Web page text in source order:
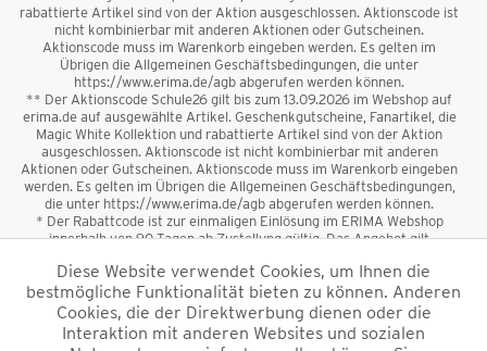
rabattierte Artikel sind von der Aktion ausgeschlossen. Aktionscode ist
nicht kombinierbar mit anderen Aktionen oder Gutscheinen.
Aktionscode muss im Warenkorb eingeben werden. Es gelten im
Übrigen die Allgemeinen Geschäftsbedingungen, die unter
https://www.erima.de/agb abgerufen werden können.
** Der Aktionscode Schule26 gilt bis zum 13.09.2026 im Webshop auf
erima.de auf ausgewählte Artikel. Geschenkgutscheine, Fanartikel, die
Magic White Kollektion und rabattierte Artikel sind von der Aktion
ausgeschlossen. Aktionscode ist nicht kombinierbar mit anderen
Aktionen oder Gutscheinen. Aktionscode muss im Warenkorb eingeben
werden. Es gelten im Übrigen die Allgemeinen Geschäftsbedingungen,
die unter https://www.erima.de/agb abgerufen werden können.
* Der Rabattcode ist zur einmaligen Einlösung im ERIMA Webshop
innerhalb von 90 Tagen ab Zustellung gültig. Das Angebot gilt
sowie Geschenkgutscheine sind vom Rabatt ausgeschlossen. Der
Rabattcode ist nicht mit anderen Aktionen oder Gutscheinen
kombinierbar. Der Mindestbestellwert beträgt 50 €
Diese Website verwendet Cookies, um Ihnen die
bestmögliche Funktionalität bieten zu können. Anderen
Cookies, die der Direktwerbung dienen oder die
Interaktion mit anderen Websites und sozialen